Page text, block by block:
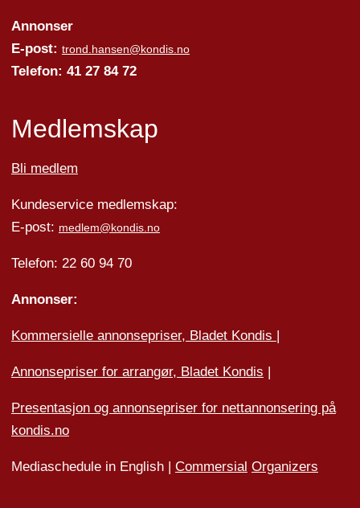
Annonser
E-post: trond.hansen@kondis.no
Telefon: 41 27 84 72
Medlemskap
Bli medlem
Kundeservice medlemskap:
E-post: medlem@kondis.no
Telefon: 22 60 94 70
Annonser:
Kommersielle annonsepriser, Bladet Kondis |
Annonsepriser for arrangør, Bladet Kondis |
Presentasjon og annonsepriser for nettannonsering på
kondis.no
Mediaschedule in English | Commersial Organizers